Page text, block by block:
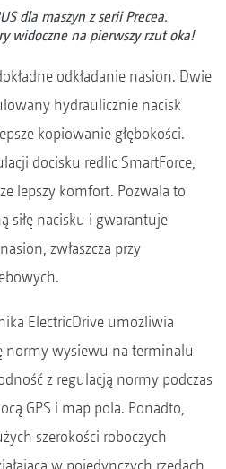
dla maszyn z serii Precea.
widoczne na pierwszy rzut oka!
odkładanie nasion. Dwie
hydraulicznie nacisk
kopiowanie głębokości.
docisku redlic SmartForce,
lepszy komfort. Pozwala to
siłę nacisku i gwarantuje
zwłaszcza przy
ElectricDrive umożliwia
normy wysiewu na terminalu
z regulacją normy podczas
GPS i map pola. Ponadto,
szerokości roboczych
w pojedynczych rzędach